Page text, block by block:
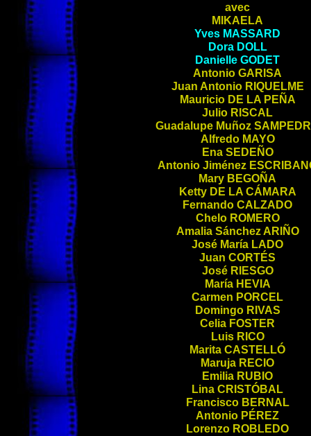
avec
MIKAELA
Yves MASSARD
Dora DOLL
Danielle GODET
Antonio GARISA
Juan Antonio RIQUELME
Mauricio DE LA PEÑA
Julio RISCAL
Guadalupe Muñoz
Alfredo MAYO
Ena SEDEÑO
Antonio Jiménez
Mary BEGOÑA
Ketty DE LA CÁMARA
Fernando CALZADO
Chelo ROMERO
Amalia Sánchez ARIÑO
José María LADO
Juan CORTÉS
José RIESGO
María HEVIA
Carmen PORCEL
Domingo RIVAS
Celia FOSTER
Luis RICO
Marita CASTELLÓ
Maruja RECIO
Emilia RUBIO
Lina CRISTÓBAL
Francisco BERNAL
Antonio PÉREZ
Lorenzo ROBLEDO